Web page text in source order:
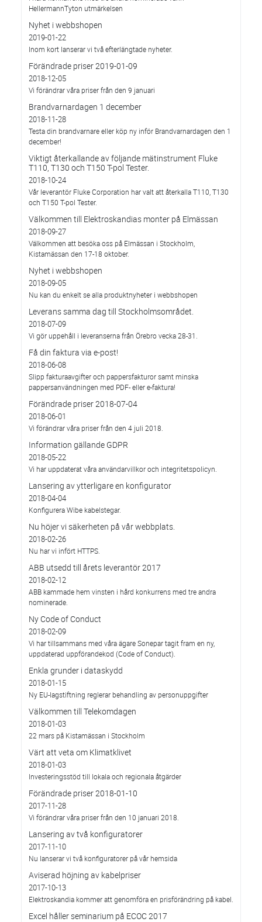
HellermannTyton utmärkelsen
Nyhet i webbshopen
2019-01-22
Inom kort lanserar vi två efterlängtade nyheter.
Förändrade priser 2019-01-09
2018-12-05
Vi förändrar våra priser från den 9 januari
Brandvarnardagen 1 december
2018-11-28
Testa din brandvarnare eller köp ny inför Brandvarnardagen den 1
december!
Viktigt återkallande av följande mätinstrument Fluke
T110, T130 och T150 T-pol Tester.
2018-10-24
Vår leverantör Fluke Corporation har valt att återkalla T110, T130
och T150 T-pol Tester.
Välkommen till Elektroskandias monter på Elmässan
2018-09-27
Välkommen att besöka oss på Elmässan i Stockholm,
Kistamässan den 17-18 oktober.
Nyhet i webbshopen
2018-09-05
Nu kan du enkelt se alla produktnyheter i webbshopen
Leverans samma dag till Stockholmsområdet.
2018-07-09
Vi gör uppehåll i leveranserna från Örebro vecka 28-31.
Få din faktura via e-post!
2018-06-08
Slipp fakturaavgifter och pappersfakturor samt minska
pappersanvändningen med PDF- eller e-faktura!
Förändrade priser 2018-07-04
2018-06-01
Vi förändrar våra priser från den 4 juli 2018.
Information gällande GDPR
2018-05-22
Vi har uppdaterat våra användarvillkor och integritetspolicyn.
Lansering av ytterligare en konfigurator
2018-04-04
Konfigurera Wibe kabelstegar.
Nu höjer vi säkerheten på vår webbplats.
2018-02-26
Nu har vi infört HTTPS.
ABB utsedd till årets leverantör 2017
2018-02-12
ABB kammade hem vinsten i hård konkurrens med tre andra
nominerade.
Ny Code of Conduct
2018-02-09
Vi har tillsammans med våra ägare Sonepar tagit fram en ny,
uppdaterad uppförandekod (Code of Conduct).
Enkla grunder i dataskydd
2018-01-15
Ny EU-lagstiftning reglerar behandling av personuppgifter
Välkommen till Telekomdagen
2018-01-03
22 mars på Kistamässan i Stockholm
Värt att veta om Klimatklivet
2018-01-03
Investeringsstöd till lokala och regionala åtgärder
Förändrade priser 2018-01-10
2017-11-28
Vi förändrar våra priser från den 10 januari 2018.
Lansering av två konfiguratorer
2017-11-10
Nu lanserar vi två konfiguratorer på vår hemsida
Aviserad höjning av kabelpriser
2017-10-13
Elektroskandia kommer att genomföra en prisförändring på kabel.
Excel håller seminarium på ECOC 2017